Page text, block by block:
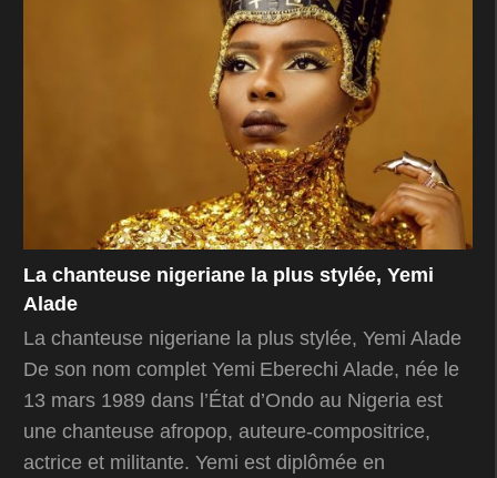
La chanteuse nigeriane la plus stylée, Yemi
Alade
La chanteuse nigeriane la plus stylée, Yemi Alade
De son nom complet Yemi Eberechi Alade, née le
13 mars 1989 dans l’État d’Ondo au Nigeria est
une chanteuse afropop, auteure-compositrice,
actrice et militante. Yemi est diplômée en